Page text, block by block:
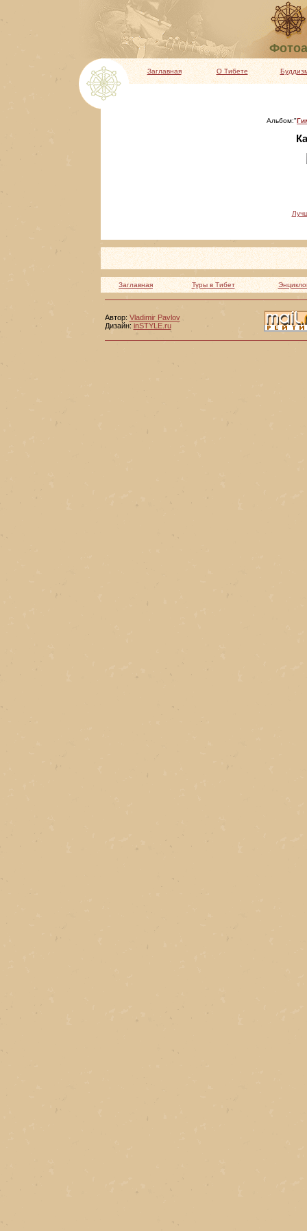
Заглавная О Тибете
Альбом:"
Заглавная Туры в Тибет
Автор: Vladimir Pavlov
Дизайн: inSTYLE.ru